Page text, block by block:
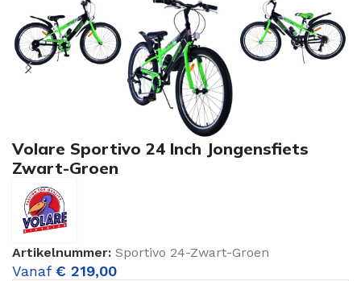
Volare Sportivo 24 Inch Jongensfiets
Zwart-Groen
Artikelnummer: Sportivo 24-Zwart-Groen
Vanaf € 219,00